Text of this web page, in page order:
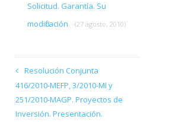
Solicitud. Garantía. Su
modificación
(27 agosto, 2010)
Resolución Conjunta
416/2010-MEFP, 3/2010-MI y
251/2010-MAGP. Proyectos de
Inversión. Presentación.